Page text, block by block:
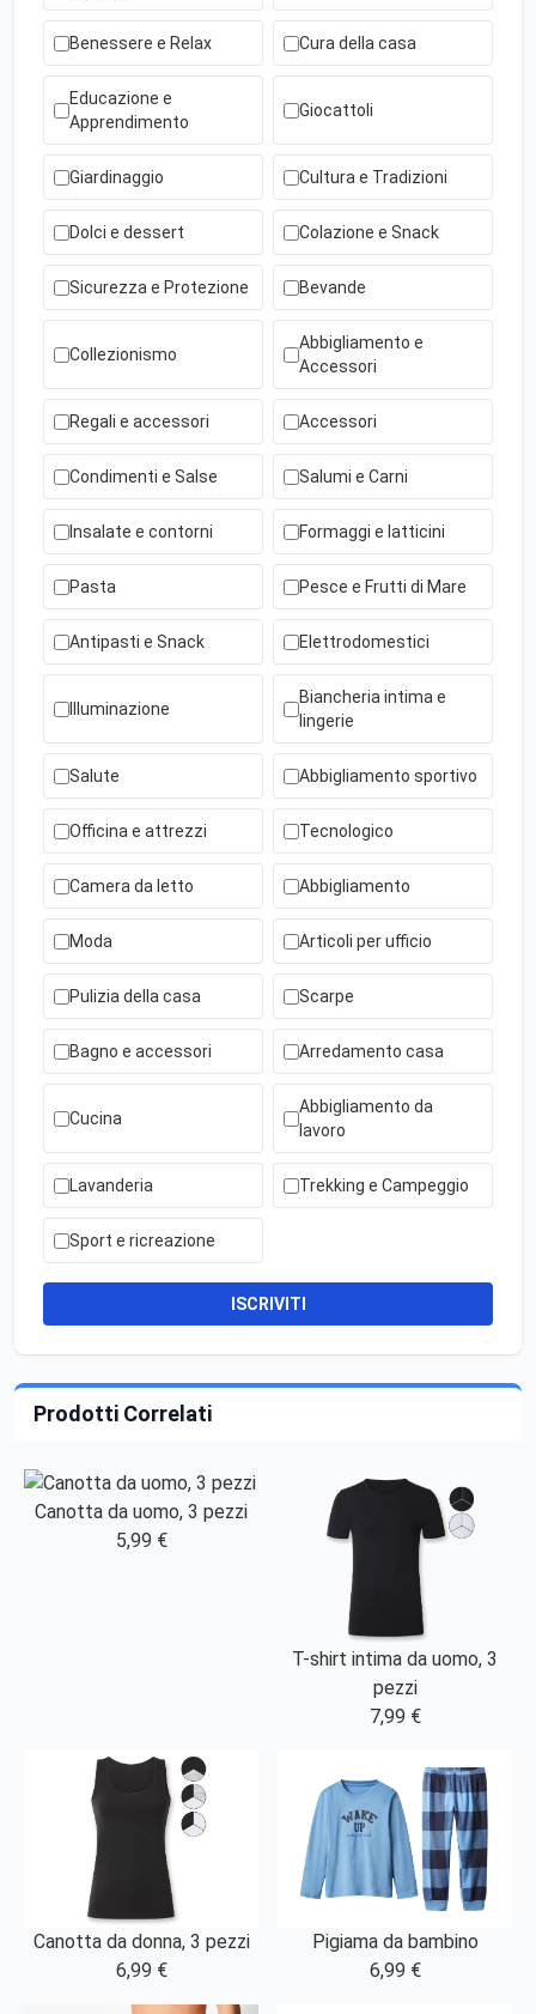
Benessere e Relax Cura della casa
Educazione e
Apprendimento
Giocattoli
Giardinaggio Cultura e Tradizioni
Dolci e dessert Colazione e Snack
Sicurezza e Protezione Bevande
Collezionismo
Abbigliamento e
Accessori
Regali e accessori Accessori
Condimenti e Salse Salumi e Carni
Insalate e contorni Formaggi e latticini
Pasta Pesce e Frutti di Mare
Antipasti e Snack Elettrodomestici
Illuminazione
Biancheria intima e
lingerie
Salute Abbigliamento sportivo
Officina e attrezzi Tecnologico
Camera da letto Abbigliamento
Moda Articoli per ufficio
Pulizia della casa Scarpe
Bagno e accessori Arredamento casa
Cucina
Abbigliamento da
lavoro
Lavanderia Trekking e Campeggio
Sport e ricreazione
ISCRIVITI
Prodotti Correlati
Canotta da uomo, 3 pezzi
5,99 €
T-shirt intima da uomo, 3
pezzi
7,99 €
Canotta da donna, 3 pezzi
6,99 €
Pigiama da bambino
6,99 €